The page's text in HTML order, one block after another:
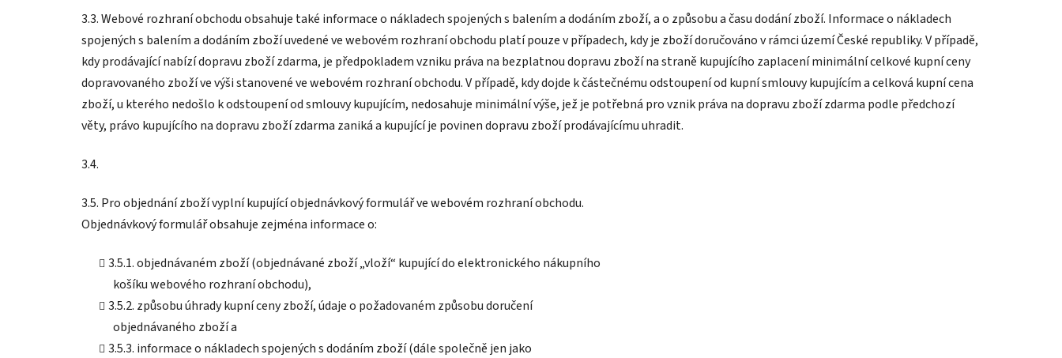
3.3. Webové rozhraní obchodu obsahuje také informace o nákladech spojených s balením a dodáním zboží, a o způsobu a času dodání zboží. Informace o nákladech
spojených s balením a dodáním zboží uvedené ve webovém rozhraní obchodu platí pouze v případech, kdy je zboží doručováno v rámci území České republiky. V případě,
kdy prodávající nabízí dopravu zboží zdarma, je předpokladem vzniku práva na bezplatnou dopravu zboží na straně kupujícího zaplacení minimální celkové kupní ceny
dopravovaného zboží ve výši stanovené ve webovém rozhraní obchodu. V případě, kdy dojde k částečnému odstoupení od kupní smlouvy kupujícím a celková kupní cena
zboží, u kterého nedošlo k odstoupení od smlouvy kupujícím, nedosahuje minimální výše, jež je potřebná pro vznik práva na dopravu zboží zdarma podle předchozí
věty, právo kupujícího na dopravu zboží zdarma zaniká a kupující je povinen dopravu zboží prodávajícímu uhradit.
3.4.
3.5. Pro objednání zboží vyplní kupující objednávkový formulář ve webovém rozhraní obchodu.
Objednávkový formulář obsahuje zejména informace o:
3.5.1. objednávaném zboží (objednávané zboží „vloží“ kupující do elektronického nákupního
košíku webového rozhraní obchodu),
3.5.2. způsobu úhrady kupní ceny zboží, údaje o požadovaném způsobu doručení
objednávaného zboží a
3.5.3. informace o nákladech spojených s dodáním zboží (dále společně jen jako